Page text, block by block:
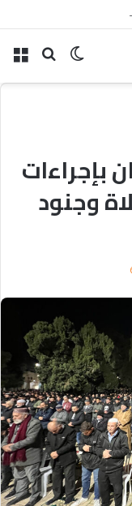
بشريحة أمنية
بحث الوضع
وجنود